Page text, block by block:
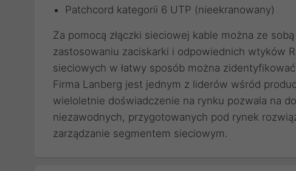
Patchcord kategorii 6 UTP (nieekranowany)
Za pomocą złączki sieciowej kable można ze
zastosowaniu zaciskarki i odpowiednich wtyków
sieciowych w łatwy sposób można
Firma Lanberg jest jednym z liderów wśród
wieloletnie doświadczenie na rynku pozwala na
niezawodnych, przygotowanych pod rynek
zarządzanie segmentem sieciowym.